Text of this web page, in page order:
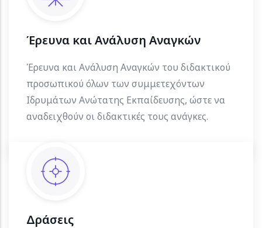
Έρευνα και Ανάλυση Αναγκών
Έρευνα και Ανάλυση Αναγκών του διδακτικού
προσωπικού όλων των συμμετεχόντων
Ιδρυμάτων Ανώτατης Εκπαίδευσης, ώστε να
αναδειχθούν οι διδακτικές τους ανάγκες.
Δράσεις